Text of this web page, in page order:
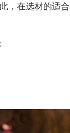
，在选材的适